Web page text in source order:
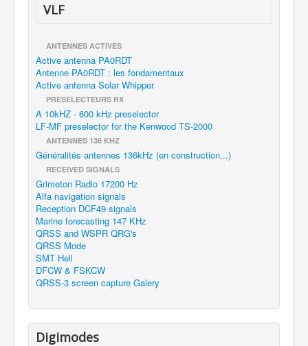
VLF
ANTENNES ACTIVES
Active antenna PA0RDT
Antenne PA0RDT : les fondamentaux
Active antenna Solar Whipper
PRESELECTEURS RX
A 10kHZ - 600 kHz preselector
LF-MF preselector for the Kenwood TS-2000
ANTENNES 136 KHZ
Généralités antennes 136kHz (en construction...)
RECEIVED SIGNALS
Grimeton Radio 17200 Hz
Alfa navigation signals
Reception DCF49 signals
Marine forecasting 147 KHz
QRSS and WSPR QRG's
QRSS Mode
SMT Hell
DFCW & FSKCW
QRSS-3 screen capture Galery
Digimodes